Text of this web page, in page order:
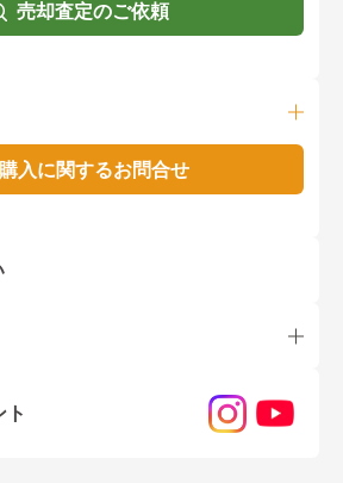
売却査定のご依頼
購入に関するお問合せ
ト